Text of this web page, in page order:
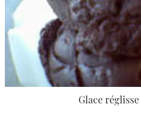
Glace réglisse